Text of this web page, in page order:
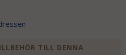
TILL DENNA